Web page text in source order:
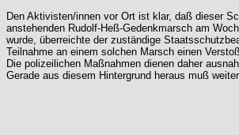
Den Aktivisten/innen vor Ort ist klar, daß dieser
anstehenden Rudolf-Heß-Gedenkmarsch am
wurde, überreichte der zuständige
Teilnahme an einem solchen Marsch einen
Die polizeilichen Maßnahmen dienen daher
Gerade aus diesem Hintergrund heraus muß